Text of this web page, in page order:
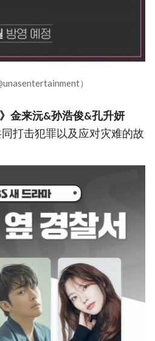
）
金来沅&孙浩俊&孔升妍
打击犯罪以及应对灾难的故